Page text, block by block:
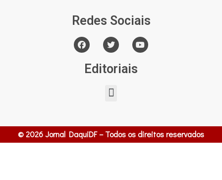
Redes Sociais
Editoriais
© 2026 Jornal DaquiDF – Todos os direitos reservados